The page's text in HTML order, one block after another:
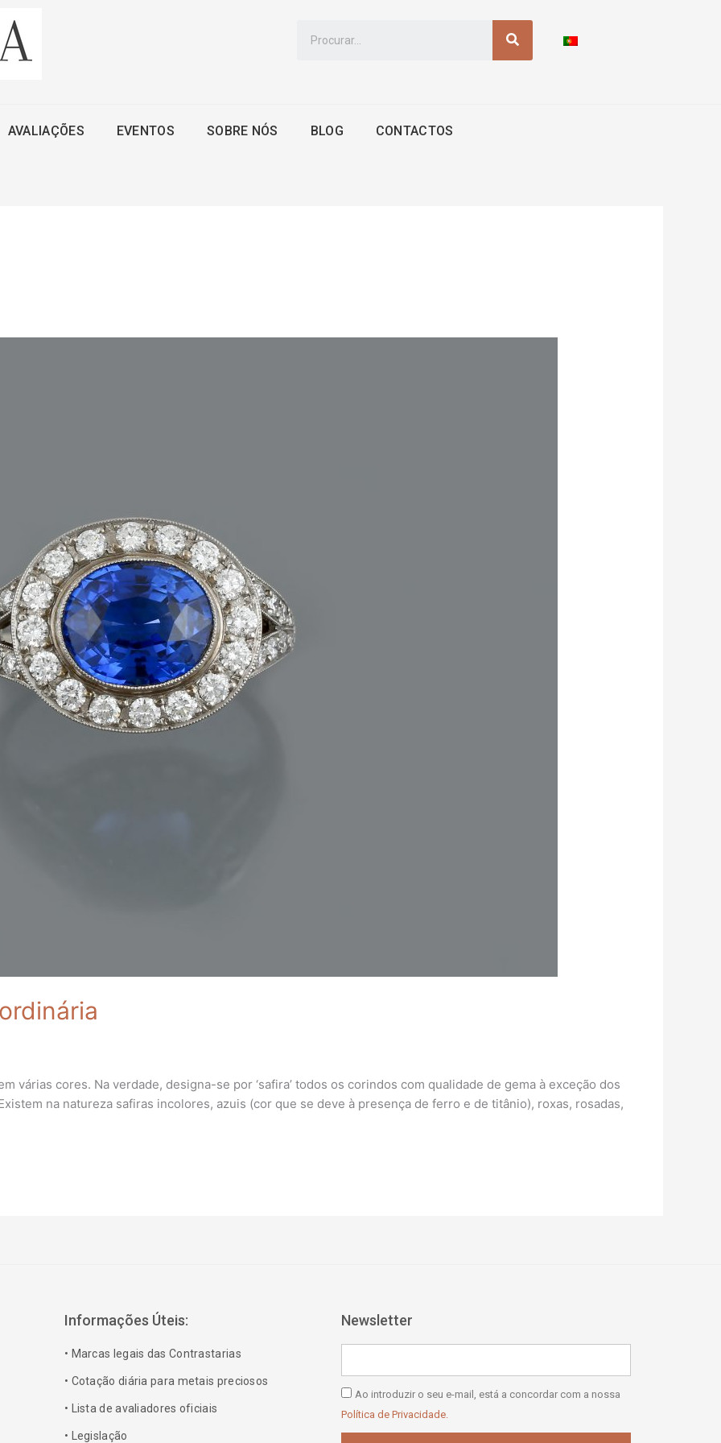
Procurar
AVALIAÇÕES EVENTOS SOBRE NÓS BLOG CONTACTOS
várias cores. Na verdade, designa-se por ‘safira’ todos os corindos com qualidade de gema à exceção dos
na natureza safiras incolores, azuis (cor que se deve à presença de ferro e de titânio), roxas, rosadas,
Informações Úteis:
• Marcas legais das Contrastarias
• Cotação diária para metais preciosos
• Lista de avaliadores oficiais
• Legislação
Newsletter
Política
de
Privacidade
Ao introduzir o seu e-mail, está a concordar com a nossa
Política de Privacidade.